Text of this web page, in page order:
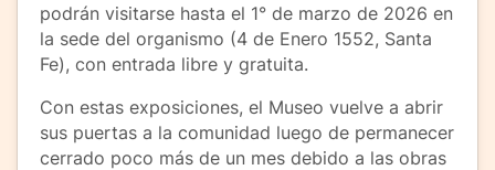
podrán visitarse hasta el 1° de marzo de 2026 en
la sede del organismo (4 de Enero 1552, Santa
Fe), con entrada libre y gratuita.
Con estas exposiciones, el Museo vuelve a abrir
sus puertas a la comunidad luego de permanecer
cerrado poco más de un mes debido a las obras